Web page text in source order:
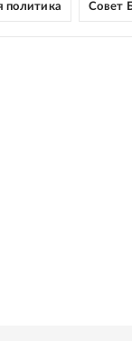
политика Совет